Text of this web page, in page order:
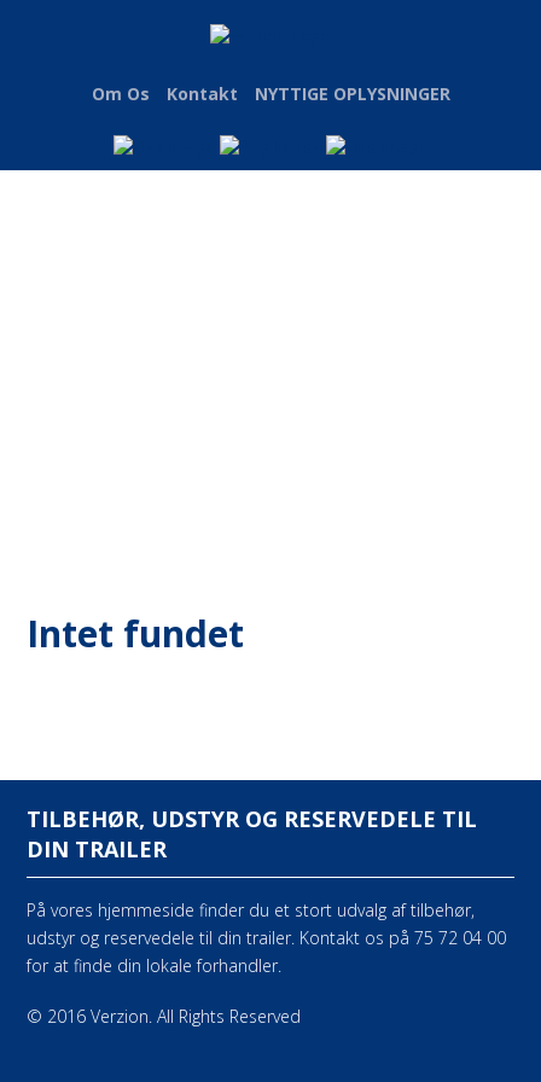
Om Os Kontakt NYTTIGE OPLYSNINGER
Intet fundet
TILBEHØR, UDSTYR OG RESERVEDELE TIL
DIN TRAILER
På vores hjemmeside finder du et stort udvalg af tilbehør,
udstyr og reservedele til din trailer. Kontakt os på 75 72 04 00
for at finde din lokale forhandler.
© 2016 Verzion. All Rights Reserved